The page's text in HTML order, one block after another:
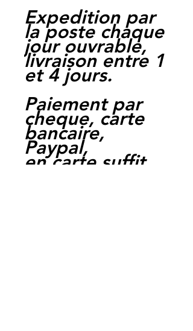
Expedition par
la poste chaque
jour ouvrable,
livraison entre 1
et 4 jours.
Paiement par
cheque, carte
bancaire,
Paypal,
en carte suffit